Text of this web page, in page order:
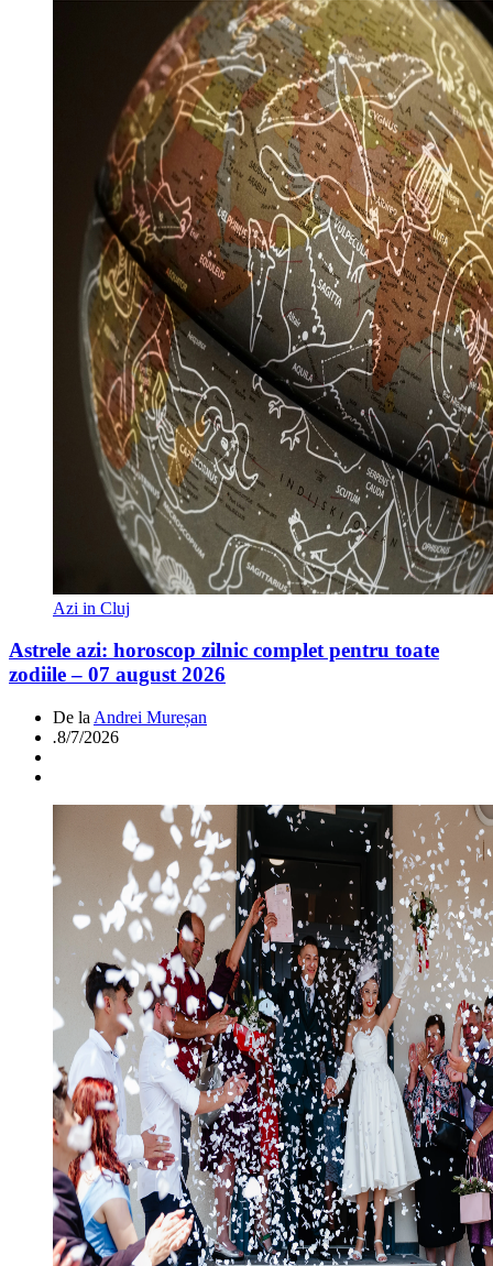
Azi in Cluj
Astrele azi: horoscop zilnic complet pentru toate
zodiile – 07 august 2026
De la Andrei Mureșan
.8/7/2026